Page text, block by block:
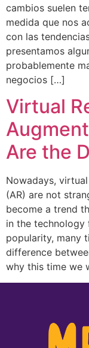
cambios suelen
medida que nos
con las
presentamos
probablemente
negocios […]
Virtual
Are the
Nowadays,
(AR) are not
become a trend
in the technology
popularity, many
difference
why this time we